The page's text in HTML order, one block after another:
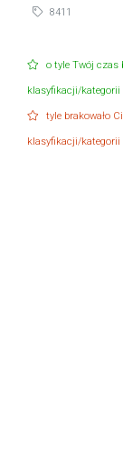
8411
o tyle Twój czas
klasyfikacji/kategorii
tyle brakowało
klasyfikacji/kategorii